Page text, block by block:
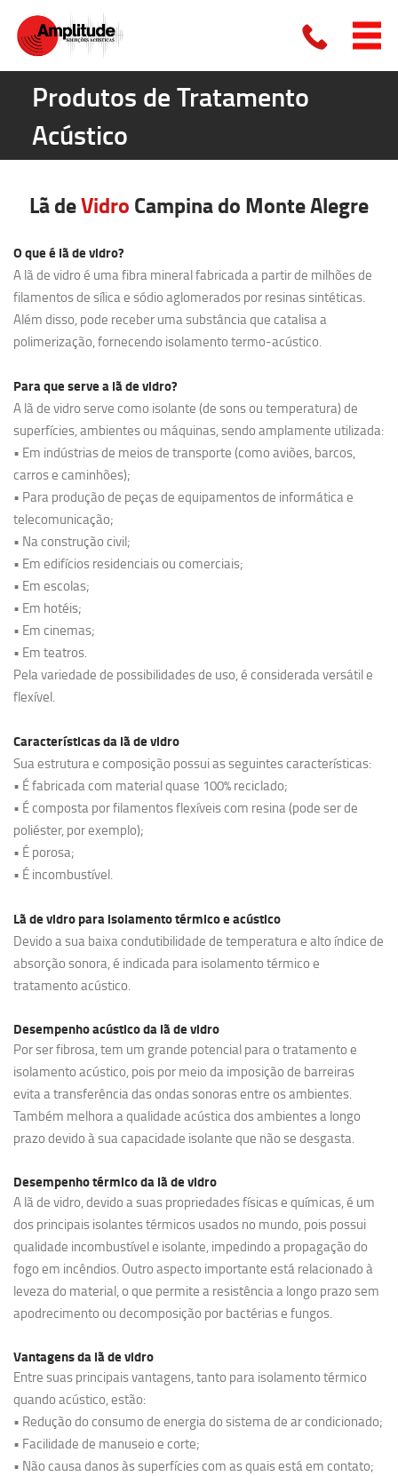
Produtos de Tratamento
Acústico
Lã deVidro Campina do Monte Alegre
O que é lã de vidro?
A lã de vidro é uma fibra mineral fabricada a partir de milhões de
filamentos de sílica e sódio aglomerados por resinas sintéticas.
Além disso, pode receber uma substância que catalisa a
polimerização, fornecendo isolamento termo-acústico.
Para que serve a lã de vidro?
A lã de vidro serve como isolante (de sons ou temperatura) de
superfícies, ambientes ou máquinas, sendo amplamente utilizada:
• Em indústrias de meios de transporte (como aviões, barcos,
carros e caminhões);
• Para produção de peças de equipamentos de informática e
telecomunicação;
• Na construção civil;
• Em edifícios residenciais ou comerciais;
• Em escolas;
• Em hotéis;
• Em cinemas;
• Em teatros.
Pela variedade de possibilidades de uso, é considerada versátil e
flexível.
Características da lã de vidro
Sua estrutura e composição possui as seguintes características:
• É fabricada com material quase 100% reciclado;
• É composta por filamentos flexíveis com resina (pode ser de
poliéster, por exemplo);
• É porosa;
• É incombustível.
Lã de vidro para isolamento térmico e acústico
Devido a sua baixa condutibilidade de temperatura e alto índice de
absorção sonora, é indicada para isolamento térmico e
tratamento acústico.
Desempenho acústico da lã de vidro
Por ser fibrosa, tem um grande potencial para o tratamento e
isolamento acústico, pois por meio da imposição de barreiras
evita a transferência das ondas sonoras entre os ambientes.
Também melhora a qualidade acústica dos ambientes a longo
prazo devido à sua capacidade isolante que não se desgasta.
Desempenho térmico da lã de vidro
A lã de vidro, devido a suas propriedades físicas e químicas, é um
dos principais isolantes térmicos usados no mundo, pois possui
qualidade incombustível e isolante, impedindo a propagação do
fogo em incêndios. Outro aspecto importante está relacionado à
leveza do material, o que permite a resistência a longo prazo sem
apodrecimento ou decomposição por bactérias e fungos.
Vantagens da lã de vidro
Entre suas principais vantagens, tanto para isolamento térmico
quando acústico, estão:
• Redução do consumo de energia do sistema de ar condicionado;
• Facilidade de manuseio e corte;
• Não causa danos às superfícies com as quais está em contato;